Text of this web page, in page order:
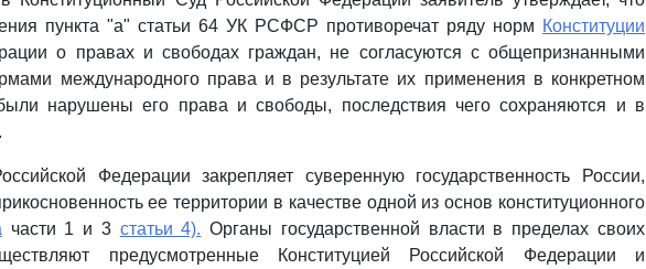
пункта "а" статьи 64 УК РСФСР противоречат ряду норм Конституции
о правах и свободах граждан, не согласуются с общепризнанными
международного права и в результате их применения в конкретном
нарушены его права и свободы, последствия чего сохраняются и в
Федерации закрепляет суверенную государственность России,
ее территории в качестве одной из основ конституционного
части 1 и 3 статьи 4). Органы государственной власти в пределах своих
предусмотренные Конституцией Российской Федерации и